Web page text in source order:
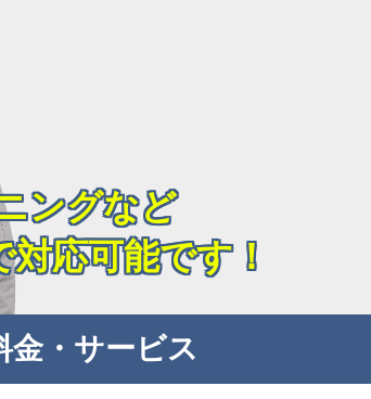
ングなど
応可能です！
金・サービス